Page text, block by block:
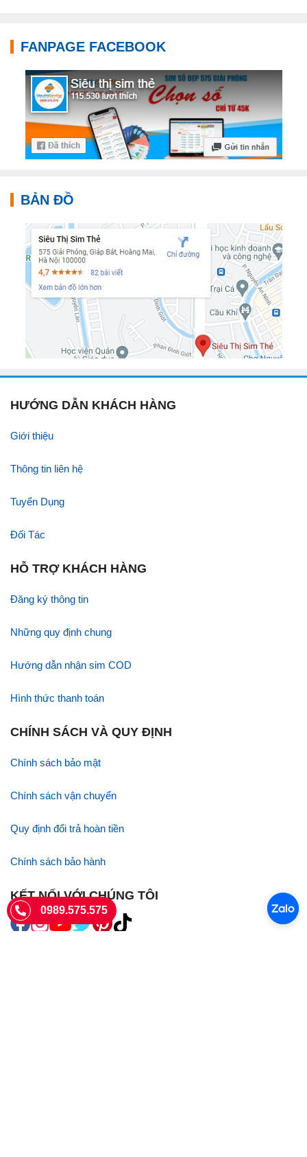
FANPAGE FACEBOOK
BẢN ĐỒ
HƯỚNG DẪN KHÁCH HÀNG
Giới thiệu
Thông tin liên hệ
Tuyển Dụng
Đối Tác
HỖ TRỢ KHÁCH HÀNG
Đăng ký thông tin
Những quy định chung
Hướng dẫn nhận sim COD
Hình thức thanh toán
CHÍNH SÁCH VÀ QUY ĐỊNH
Chính sách bảo mật
Chính sách vận chuyển
Quy định đổi trả hoàn tiền
Chính sách bảo hành
KẾT NỐI VỚI CHÚNG TÔI
0989.575.575